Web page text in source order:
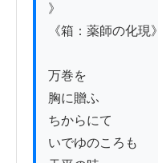
》
《箱：薬師の化現》
万巻を
胸に贈ふ
ちからにて
いでゆのころも